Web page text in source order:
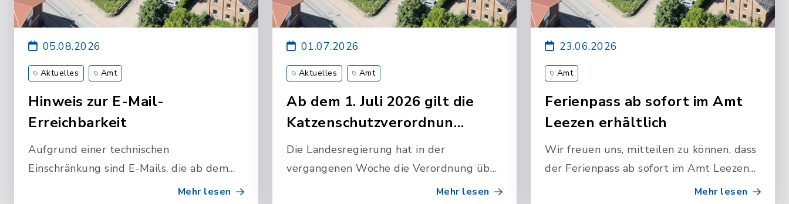
Hinweis zur E-Mail-
Erreichbarkeit
Aufgrund einer technischen
Einschränkung sind E-Mails, die ab dem
04.08.2026 (11:00 Uhr) bis einschließlich
05.08.2026
Aktuelles Amt
Mehr lesen
Ab dem 1. Juli 2026 gilt die
Katzenschutzverordnun…
Die Landesregierung hat in der
vergangenen Woche die Verordnung über
den Schutz freilebender Katzen
01.07.2026
Aktuelles Amt
Mehr lesen
Ferienpass ab sofort im Amt
Leezen erhältlich
Wir freuen uns, mitteilen zu können, dass
der Ferienpass ab sofort im Amt Leezen
23.06.2026
Amt
Mehr lesen